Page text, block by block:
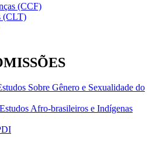
(CCF)
(CLT)
Sobre Gênero e Sexualidade do
Afro-brasileiros e Indígenas